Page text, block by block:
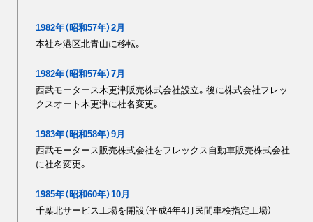
1982年（昭和57年）2月
本社を港区北青山に移転。
1982年（昭和57年）7月
西武モータース木更津販売株式会社設立。後に株式会社フレッ
クスオート木更津に社名変更。
1983年（昭和58年）9月
西武モータース販売株式会社をフレックス自動車販売株式会社
に社名変更。
1985年（昭和60年）10月
千葉北サービス工場を開設（平成4年4月民間車検指定工場）